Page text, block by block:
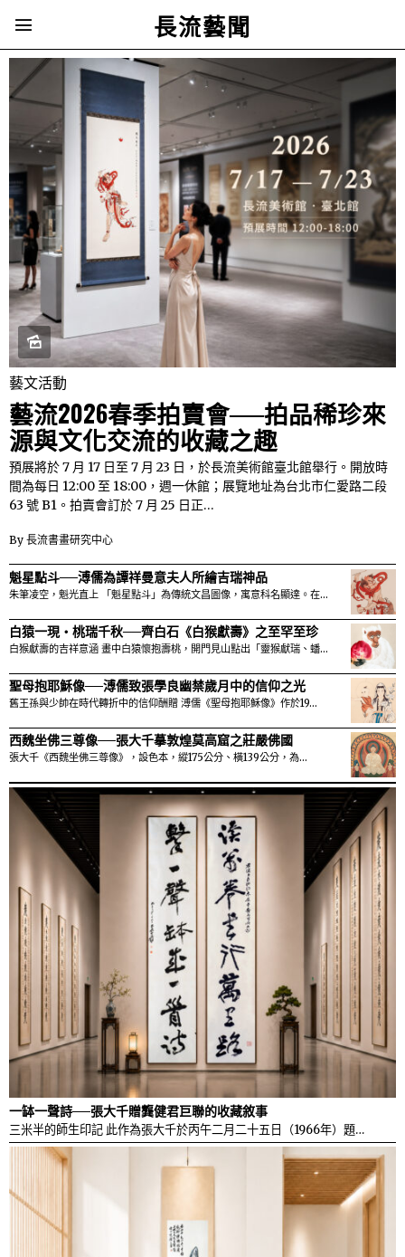
長流藝聞
藝文活動
藝流2026春季拍賣會──拍品稀珍來
源與文化交流的收藏之趣
預展將於 7 月 17 日至 7 月 23 日，於長流美術館臺北館舉行。開放時
間為每日 12:00 至 18:00，週一休館；展覽地址為台北市仁愛路二段
63 號 B1。拍賣會訂於 7 月 25 日正…
By 長流書畫研究中心
魁星點斗──溥儒為譚祥曼意夫人所繪吉瑞神品
朱筆凌空，魁光直上 「魁星點斗」為傳統文昌圖像，寓意科名顯達。在…
白猿一現・桃瑞千秋──齊白石《白猴獻壽》之至罕至珍
白猴獻壽的吉祥意涵 畫中白猿懷抱壽桃，開門見山點出「靈猴獻瑞、蟠…
聖母抱耶穌像──溥儒致張學良幽禁歲月中的信仰之光
舊王孫與少帥在時代轉折中的信仰酬贈 溥儒《聖母抱耶穌像》作於19…
西魏坐佛三尊像──張大千摹敦煌莫高窟之莊嚴佛國
張大千《西魏坐佛三尊像》，設色本，縱175公分、橫139公分，為…
一缽一聲詩──張大千贈龔健君巨聯的收藏敘事
三米半的師生印記 此作為張大千於丙午二月二十五日（1966年）題…